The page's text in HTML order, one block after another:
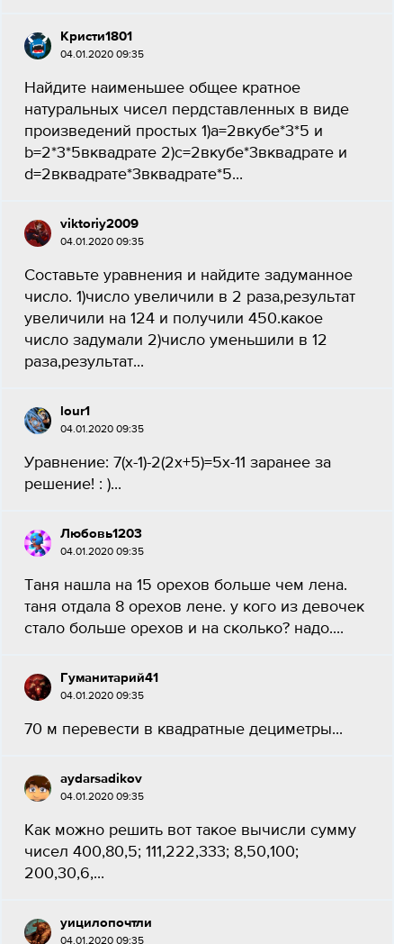
Кристи1801
04.01.2020 09:35
Найдите наименьшее общее кратное
натуральных чисел пердставленных в виде
произведений простых 1)a=2вкубе*3*5 и
b=2*3*5вквадрате 2)c=2вкубе*3вквадрате и
d=2вквадрате*3вквадрате*5...
viktoriy2009
04.01.2020 09:35
Составьте уравнения и найдите задуманное
число. 1)число увеличили в 2 раза,результат
увеличили на 124 и получили 450.какое
число задумали 2)число уменьшили в 12
раза,результат...
lour1
04.01.2020 09:35
Уравнение: 7(х-1)-2(2х+5)=5х-11 заранее за
решение! : )...
Любовь1203
04.01.2020 09:35
Таня нашла на 15 орехов больше чем лена.
таня отдала 8 орехов лене. у кого из девочек
стало больше орехов и на сколько? надо....
Гуманитарий41
04.01.2020 09:35
70 м перевести в квадратные дециметры...
aydarsadikov
04.01.2020 09:35
Как можно решить вот такое вычисли сумму
чисел 400,80,5; 111,222,333; 8,50,100;
200,30,6,...
уицилопочтли
04.01.2020 09:35